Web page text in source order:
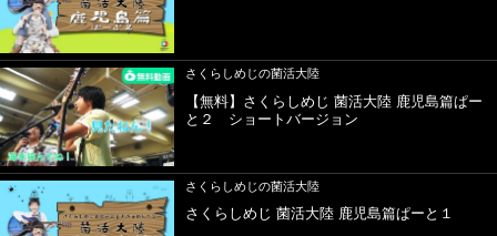
さくらしめじの菌活大陸
【無料】さくらしめじ 菌活大陸 鹿児島篇ぱー
と２ ショートバージョン
さくらしめじの菌活大陸
さくらしめじ 菌活大陸 鹿児島篇ぱーと１